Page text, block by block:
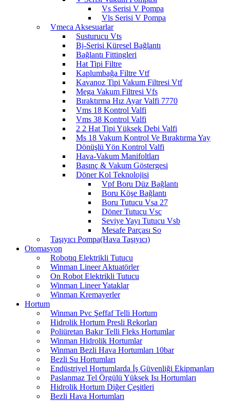
Vs Serisi V Pompa
Vls Serisi V Pompa
Vmeca Aksesuarlar
Susturucu Vts
Bj-Serisi Küresel Bağlantı
Bağlantı Fittingleri
Hat Tipi Filtre
Kaplumbağa Filtre Vtf
Kavanoz Tipi Vakum Filtresi Vtf
Mega Vakum Filtresi Vfs
Bıraktırma Hız Ayar Valfi 7770
Vms 18 Kontrol Valfi
Vms 38 Kontrol Valfi
2 2 Hat Tipi Yüksek Debi Valfi
Ms 18 Vakum Kontrol Ve Bıraktırma Yay
Dönüşlü Yön Kontrol Valfi
Hava-Vakum Manifoltları
Basınç & Vakum Göstergesi
Döner Kol Teknolojisi
Vpf Boru Düz Bağlantı
Boru Köşe Bağlantı
Boru Tutucu Vsa 27
Döner Tutucu Vsc
Seviye Yayı Tutucu Vsb
Mesafe Parçası So
Taşıyıcı Pompa(Hava Taşıyıcı)
Otomasyon
Robotıq Elektrikli Tutucu
Winman Lineer Aktuatörler
On Robot Elektrikli Tutucu
Winman Lineer Yataklar
Winman Kremayerler
Hortum
Winman Pvc Şeffaf Telli Hortum
Hidrolik Hortum Presli Rekorları
Poliüretan Bakır Telli Fleks Hortumlar
Winman Hidrolik Hortumlar
Winman Bezli Hava Hortumları 10bar
Bezli Su Hortumları
Endüstriyel Hortumlarda İş Güvenliği Ekipmanları
Paslanmaz Tel Örgülü Yüksek Isı Hortumları
Hidrolik Hortum Diğer Çeşitleri
Bezli Hava Hortumları